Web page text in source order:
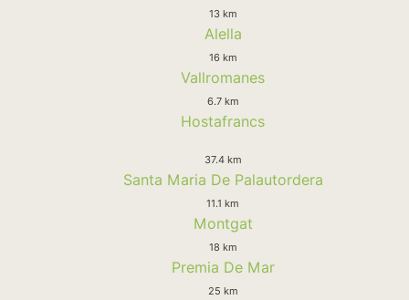
13 km
Alella
16 km
Vallromanes
6.7 km
Hostafrancs
37.4 km
Santa Maria De Palautordera
11.1 km
Montgat
18 km
Premia De Mar
25 km